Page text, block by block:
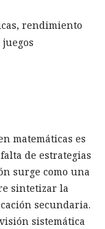
rendimiento
matemáticas es
de estrategias
surge como una
sintetizar la
secundaria.
sistemática